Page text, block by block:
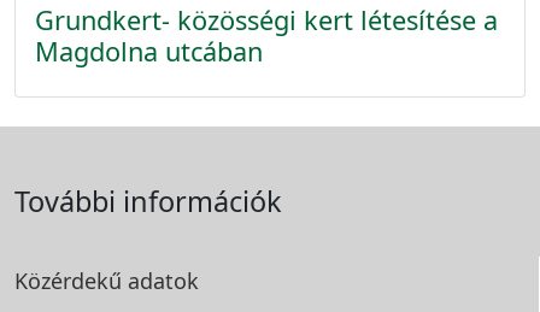
Grundkert- közösségi kert létesítése a
Magdolna utcában
További információk
Közérdekű adatok